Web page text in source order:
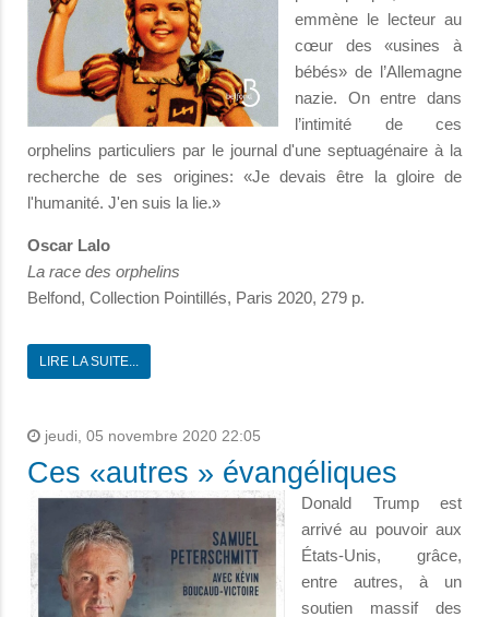
emmène le lecteur au
cœur des «usines à
bébés» de l’Allemagne
nazie. On entre dans
l’intimité de ces
orphelins particuliers par le journal d'une septuagénaire à la
recherche de ses origines: «Je devais être la gloire de
l'humanité. J'en suis la lie.»
Oscar Lalo
La race des orphelins
Belfond, Collection Pointillés, Paris 2020, 279 p.
LIRE LA SUITE...
jeudi, 05 novembre 2020 22:05
Ces «autres » évangéliques
Donald Trump est
arrivé au pouvoir aux
États-Unis, grâce,
entre autres, à un
soutien massif des